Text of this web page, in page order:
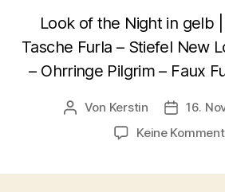
Look of the Night in gelb
Tasche Furla – Stiefel New
– Ohrringe Pilgrim – Faux
Beitragsautor
Von Kerstin
16.
Keine